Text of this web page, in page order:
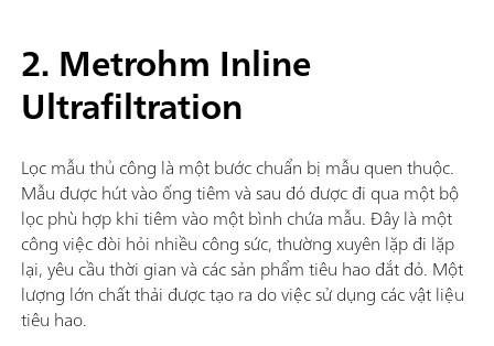
2. Metrohm Inline
Ultrafiltration
Lọc mẫu thủ công là một bước chuẩn bị mẫu quen thuộc.
Mẫu được hút vào ống tiêm và sau đó được đi qua một bộ
lọc phù hợp khi tiêm vào một bình chứa mẫu. Đây là một
công việc đòi hỏi nhiều công sức, thường xuyên lặp đi lặp
lại, yêu cầu thời gian và các sản phẩm tiêu hao đắt đỏ. Một
lượng lớn chất thải được tạo ra do việc sử dụng các vật liệu
tiêu hao.